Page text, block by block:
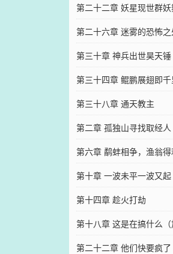
第二十二章 妖星现世群妖
第二十六章 迷雾的恐怖之
第三十章 神兵出世昊天锤
第三十四章 鲲鹏展翅即千
第三十八章 通天教主
第二章 孤独山寻找取经人
第六章 鹬蚌相争，渔翁得
第十章 一波未平一波又起
第十四章 趁火打劫
第十八章 这是在搞什么（
第二十二章 他们快要疯了